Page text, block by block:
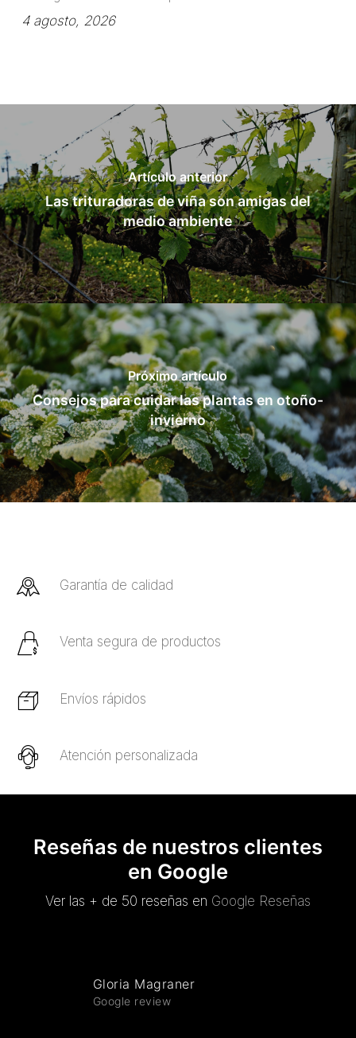
4 agosto, 2026
Artículo anterior
Las trituradoras de viña son amigas del
medio ambiente
Próximo artículo
Consejos para cuidar las plantas en otoño-
invierno
Garantía de calidad
Venta segura de productos
Envíos rápidos
Atención personalizada
Reseñas de nuestros clientes
en Google
Ver las + de 50 reseñas en Google Reseñas
Gloria Magraner
Google review